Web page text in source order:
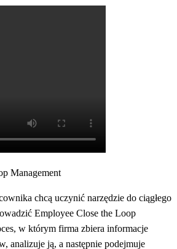
Management
chcą uczynić narzędzie do ciągłego
Employee Close the Loop
w którym firma zbiera informacje
analizuje ją, a następnie podejmuje